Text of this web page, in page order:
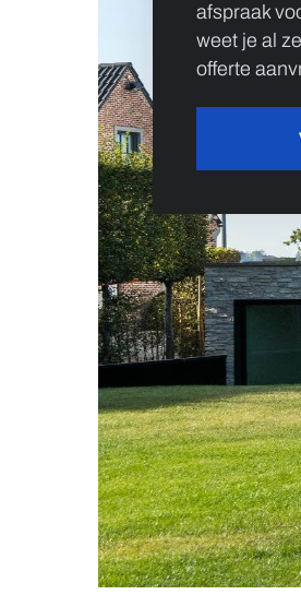
afspraak
weet je al
offerte